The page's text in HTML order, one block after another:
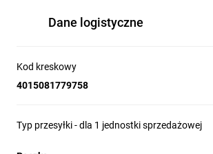
Dane logistyczne
Kod kreskowy
4015081779758
Typ przesyłki - dla 1 jednostki sprzedażowej